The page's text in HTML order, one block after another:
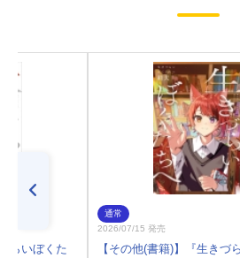
らいぼくた
通常
2026/07/15 発売
【その他(書籍)】『生きづ